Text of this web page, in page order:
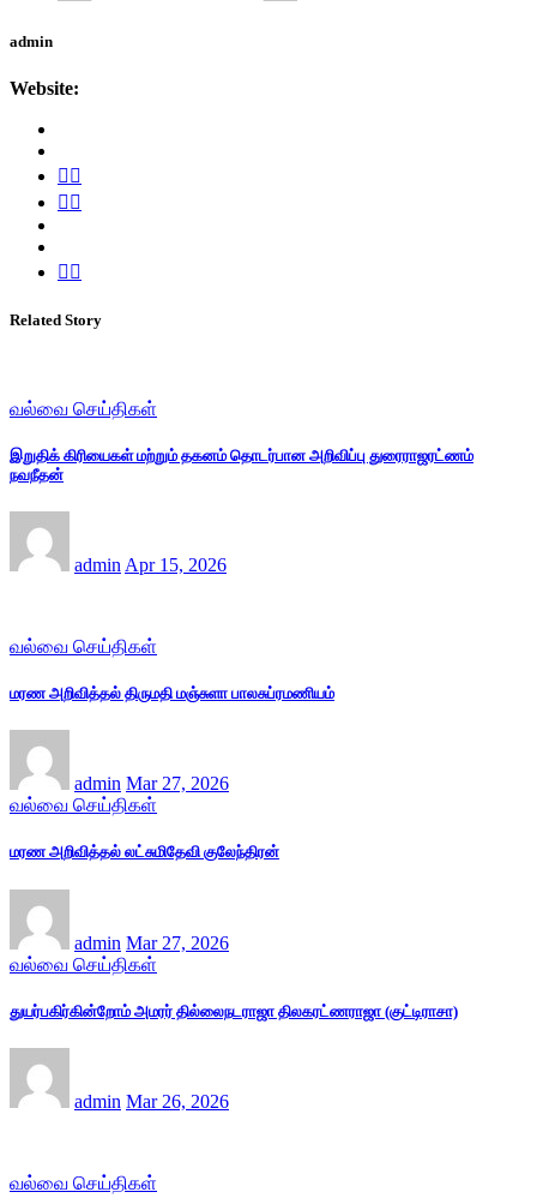
admin
Website:
Related Story
வல்வை செய்திகள்
இறுதிக் கிரியைகள் மற்றும் தகனம் தொடர்பான அறிவிப்பு துரைராஜரட்ணம்
நவநீதன்
admin Apr 15, 2026
வல்வை செய்திகள்
மரண அறிவித்தல் திருமதி மஞ்சுளா பாலசுப்ரமணியம்
admin Mar 27, 2026
வல்வை செய்திகள்
மரண அறிவித்தல் லட்சுமிதேவி குலேந்திரன்
admin Mar 27, 2026
வல்வை செய்திகள்
துயர்பகிர்கின்றோம் அமரர் தில்லைநடராஜா திலகரட்ணராஜா (குட்டிராசா)
admin Mar 26, 2026
வல்வை செய்திகள்